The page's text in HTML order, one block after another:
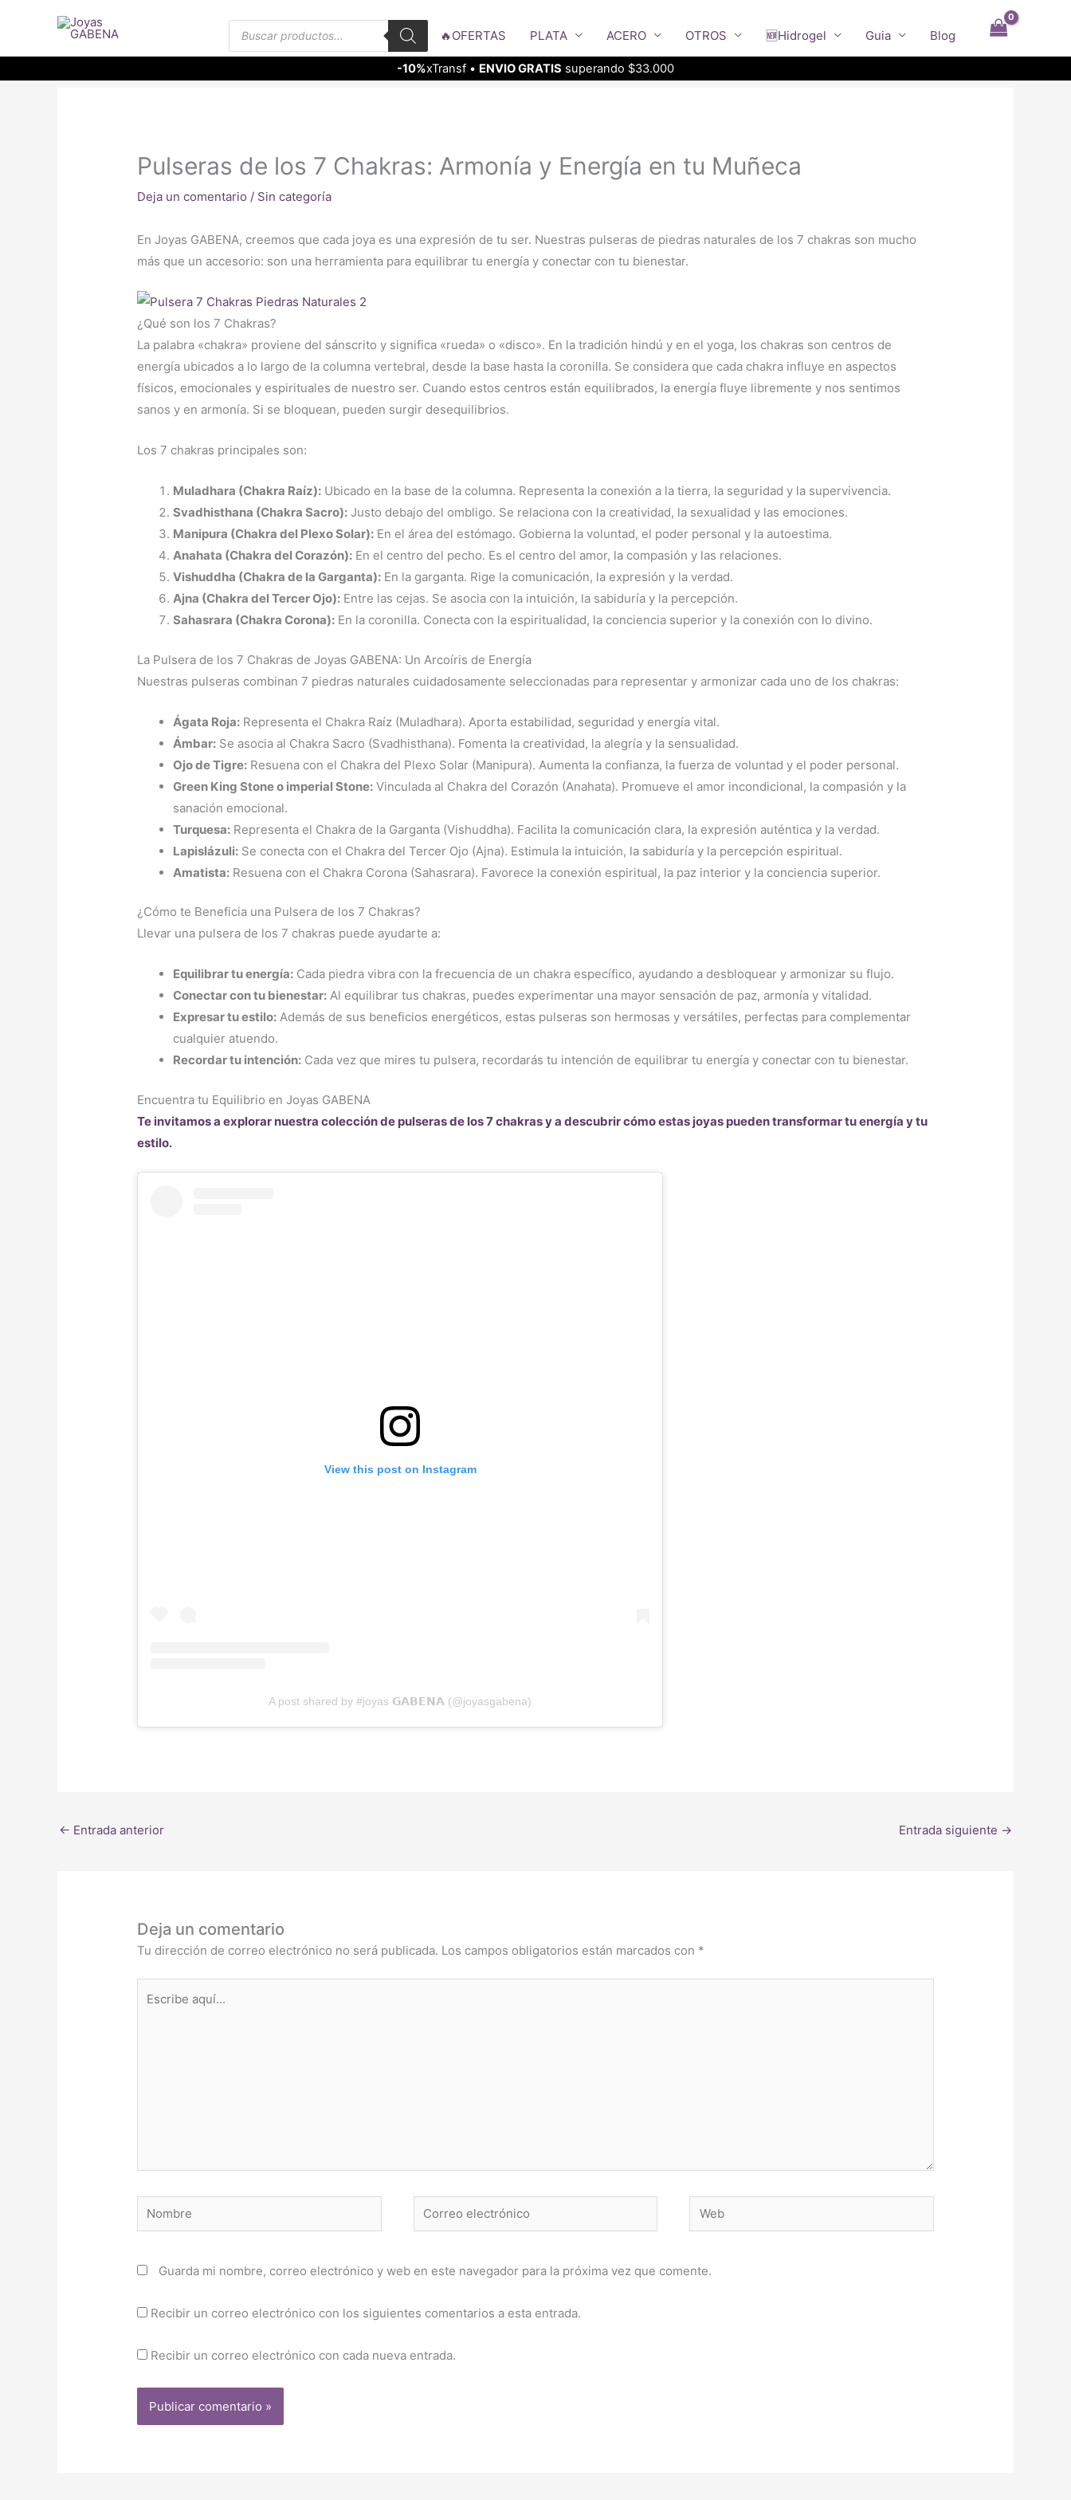
contenido
Búsqueda
de
productos
🔥OFERTAS PLATA ACERO OTROS 🆕Hidrogel Guia Blog
-10%xTransf • ENVIO GRATIS superando $33.000
Pulseras de los 7 Chakras: Armonía y Energía en tu Muñeca
Deja un comentario / Sin categoría
En Joyas GABENA, creemos que cada joya es una expresión de tu ser. Nuestras pulseras de piedras naturales de los 7 chakras son mucho
más que un accesorio: son una herramienta para equilibrar tu energía y conectar con tu bienestar.
¿Qué son los 7 Chakras?
La palabra «chakra» proviene del sánscrito y significa «rueda» o «disco». En la tradición hindú y en el yoga, los chakras son centros de
energía ubicados a lo largo de la columna vertebral, desde la base hasta la coronilla. Se considera que cada chakra influye en aspectos
físicos, emocionales y espirituales de nuestro ser. Cuando estos centros están equilibrados, la energía fluye libremente y nos sentimos
sanos y en armonía. Si se bloquean, pueden surgir desequilibrios.
Los 7 chakras principales son:
Muladhara (Chakra Raíz): Ubicado en la base de la columna. Representa la conexión a la tierra, la seguridad y la supervivencia.
Svadhisthana (Chakra Sacro): Justo debajo del ombligo. Se relaciona con la creatividad, la sexualidad y las emociones.
Manipura (Chakra del Plexo Solar): En el área del estómago. Gobierna la voluntad, el poder personal y la autoestima.
Anahata (Chakra del Corazón): En el centro del pecho. Es el centro del amor, la compasión y las relaciones.
Vishuddha (Chakra de la Garganta): En la garganta. Rige la comunicación, la expresión y la verdad.
Ajna (Chakra del Tercer Ojo): Entre las cejas. Se asocia con la intuición, la sabiduría y la percepción.
Sahasrara (Chakra Corona): En la coronilla. Conecta con la espiritualidad, la conciencia superior y la conexión con lo divino.
La Pulsera de los 7 Chakras de Joyas GABENA: Un Arcoíris de Energía
Nuestras pulseras combinan 7 piedras naturales cuidadosamente seleccionadas para representar y armonizar cada uno de los chakras:
Ágata Roja: Representa el Chakra Raíz (Muladhara). Aporta estabilidad, seguridad y energía vital.
Ámbar: Se asocia al Chakra Sacro (Svadhisthana). Fomenta la creatividad, la alegría y la sensualidad.
Ojo de Tigre: Resuena con el Chakra del Plexo Solar (Manipura). Aumenta la confianza, la fuerza de voluntad y el poder personal.
Green King Stone o imperial Stone: Vinculada al Chakra del Corazón (Anahata). Promueve el amor incondicional, la compasión y la
sanación emocional.
Turquesa: Representa el Chakra de la Garganta (Vishuddha). Facilita la comunicación clara, la expresión auténtica y la verdad.
Lapislázuli: Se conecta con el Chakra del Tercer Ojo (Ajna). Estimula la intuición, la sabiduría y la percepción espiritual.
Amatista: Resuena con el Chakra Corona (Sahasrara). Favorece la conexión espiritual, la paz interior y la conciencia superior.
¿Cómo te Beneficia una Pulsera de los 7 Chakras?
Llevar una pulsera de los 7 chakras puede ayudarte a:
Equilibrar tu energía: Cada piedra vibra con la frecuencia de un chakra específico, ayudando a desbloquear y armonizar su flujo.
Conectar con tu bienestar: Al equilibrar tus chakras, puedes experimentar una mayor sensación de paz, armonía y vitalidad.
Expresar tu estilo: Además de sus beneficios energéticos, estas pulseras son hermosas y versátiles, perfectas para complementar
cualquier atuendo.
Recordar tu intención: Cada vez que mires tu pulsera, recordarás tu intención de equilibrar tu energía y conectar con tu bienestar.
Encuentra tu Equilibrio en Joyas GABENA
Te invitamos a explorar nuestra colección de pulseras de los 7 chakras y a descubrir cómo estas joyas pueden transformar tu energía y tu
estilo.
View this post on Instagram
A post shared by #joyas 𝗚𝗔𝗕𝗘𝗡𝗔 (@joyasgabena)
← Entrada anterior Entrada siguiente →
Deja un comentario
Tu dirección de correo electrónico no será publicada. Los campos obligatorios están marcados con *
Nombre
Correo
electrónico
Web
Guarda mi nombre, correo electrónico y web en este navegador para la próxima vez que comente.
Recibir un correo electrónico con los siguientes comentarios a esta entrada.
Recibir un correo electrónico con cada nueva entrada.